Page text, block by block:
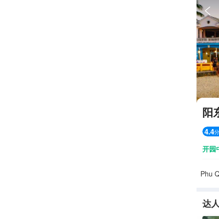

阳
4.4分
开园
Phu
达